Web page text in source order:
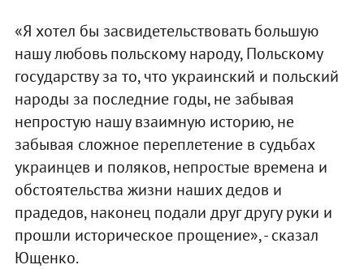
«Я хотел бы засвидетельствовать большую
нашу любовь польскому народу, Польскому
государству за то, что украинский и польский
народы за последние годы, не забывая
непростую нашу взаимную историю, не
забывая сложное переплетение в судьбах
украинцев и поляков, непростые времена и
обстоятельства жизни наших дедов и
прадедов, наконец подали друг другу руки и
прошли историческое прощение», - сказал
Ющенко.